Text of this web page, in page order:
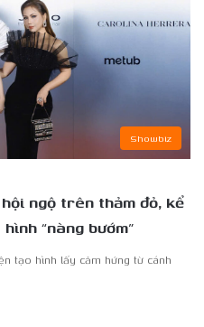
Showbiz
ngộ trên thảm đỏ, kể
“nàng bướm”
tạo hình lấy cảm hứng từ cánh